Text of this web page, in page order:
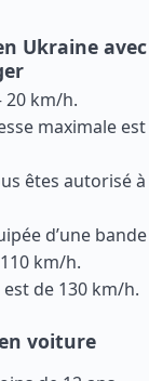
Ukraine avec
20 km/h.
maximale est
êtes autorisé à
d’une bande
km/h.
de 130 km/h.
voiture